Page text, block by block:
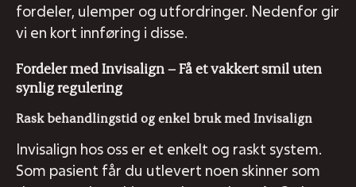
fordeler, ulemper og utfordringer. Nedenfor gir
vi en kort innføring i disse.
Fordeler med Invisalign – Få et vakkert smil uten
synlig regulering
Rask behandlingstid og enkel bruk med Invisalign
Invisalign hos oss er et enkelt og raskt system.
Som pasient får du utlevert noen skinner som